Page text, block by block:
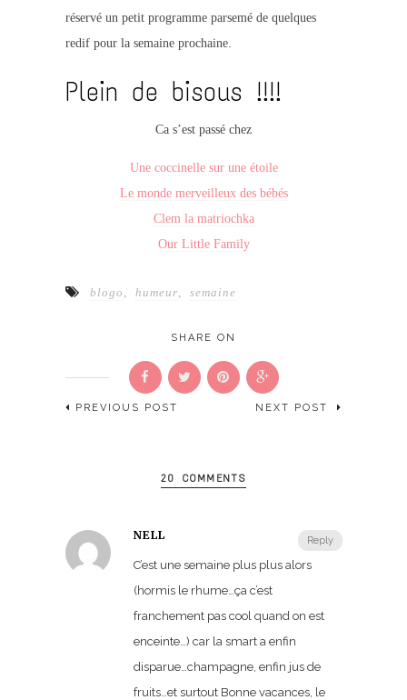
réservé un petit programme parsemé de quelques
redif pour la semaine prochaine.
Plein de bisous !!!!
Ca s’est passé chez
Une coccinelle sur une étoile
Le monde merveilleux des bébés
Clem la matriochka
Our Little Family
blogo humeur semaine
SHARE ON
PREVIOUS POST NEXT POST
20 COMMENTS
Reply
NELL
C’est une semaine plus plus alors
(hormis le rhume…ça c’est
franchement pas cool quand on est
enceinte…) car la smart a enfin
disparue…champagne, enfin jus de
fruits…et surtout Bonne vacances, le